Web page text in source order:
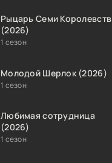
Рыцарь Семи Королевств
(2026)
1 сезон
Молодой Шерлок (2026)
1 сезон
Любимая сотрудница
(2026)
1 сезон